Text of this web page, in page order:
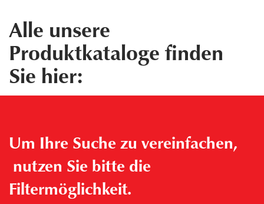
Alle unsere
Produktkataloge finden
Sie hier:
Um Ihre Suche zu vereinfachen,
nutzen Sie bitte die
Filtermöglichkeit.